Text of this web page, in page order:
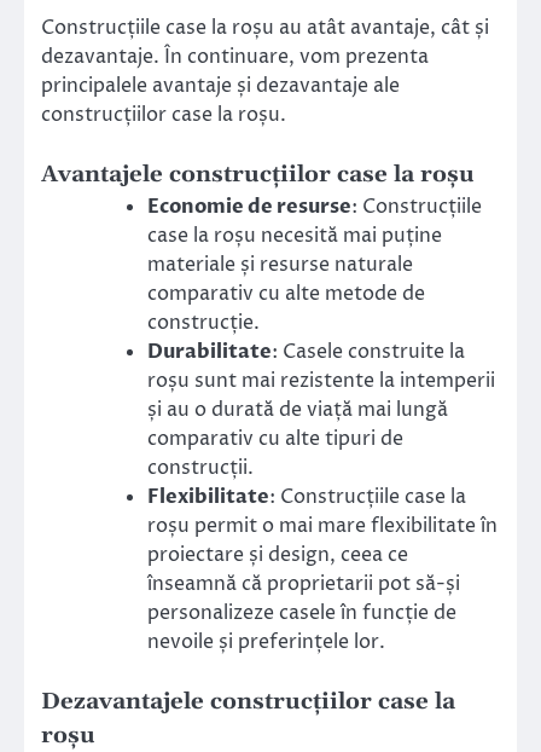
Construcțiile case la roșu au atât avantaje, cât și
dezavantaje. În continuare, vom prezenta
principalele avantaje și dezavantaje ale
construcțiilor case la roșu.
Avantajele construcțiilor case la roșu
Economie de resurse: Construcțiile
case la roșu necesită mai puține
materiale și resurse naturale
comparativ cu alte metode de
construcție.
Durabilitate: Casele construite la
roșu sunt mai rezistente la intemperii
și au o durată de viață mai lungă
comparativ cu alte tipuri de
construcții.
Flexibilitate: Construcțiile case la
roșu permit o mai mare flexibilitate în
proiectare și design, ceea ce
înseamnă că proprietarii pot să-și
personalizeze casele în funcție de
nevoile și preferințele lor.
Dezavantajele construcțiilor case la
roșu